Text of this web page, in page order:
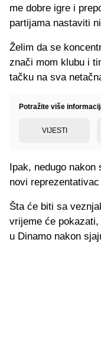
me dobre igre i
partijama nastaviti
Želim da se
znači mom klubu i
tačku na sva
Potražite više
VIJESTI
Ipak, nedugo nakon
novi
Šta će biti sa
vrijeme će
u Dinamo nakon